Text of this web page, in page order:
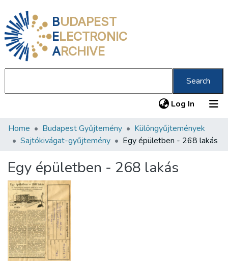
BUDAPEST
ELECTRONIC
ARCHIVE
Search
Log In (current)
Communities & Collections
Statistics
About us
Home Budapest Gyűjtemény
Különgyűjtemények
Sajtókivágat-gyűjtemény
Egy épületben - 268 lakás
Egy épületben - 268 lakás